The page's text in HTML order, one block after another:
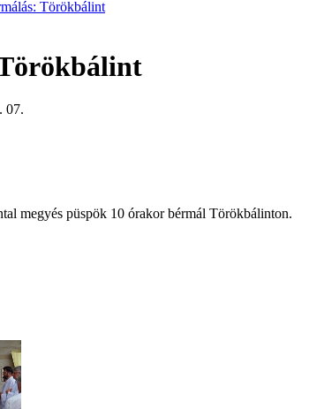
Törökbálint
07.
megyés püspök 10 órakor bérmál Törökbálinton.